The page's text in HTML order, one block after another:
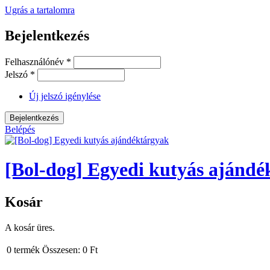
Ugrás a tartalomra
Bejelentkezés
Felhasználónév *
Jelszó *
Új jelszó igénylése
Belépés
[Bol-dog] Egyedi kutyás
Kosár
A kosár üres.
0 termék Összesen: 0 Ft